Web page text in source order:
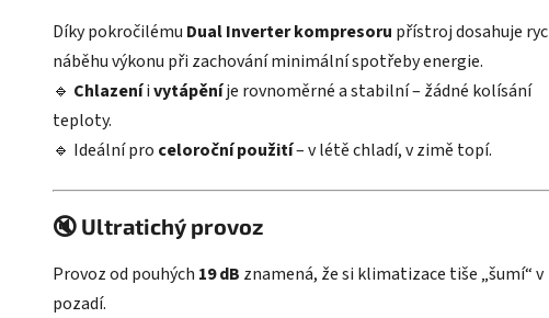
Díky pokročilému Dual Inverter kompresoru přístroj dosahuje
náběhu výkonu při zachování minimální spotřeby energie.
🔹 Chlazeníivytápěníje rovnoměrné a stabilní – žádné kolísání
teploty.
🔹 Ideální pro celoroční použití– v létě chladí, v zimě topí.
🔇 Ultratichý provoz
Provoz od pouhých 19 dB znamená, že si klimatizace tiše „šumí“ v
pozadí.